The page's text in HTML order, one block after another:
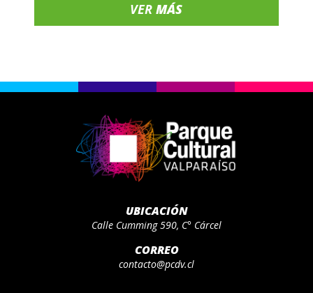
VERMÁS
UBICACIÓN
Calle Cumming 590, C° Cárcel
CORREO
contacto@pcdv.cl